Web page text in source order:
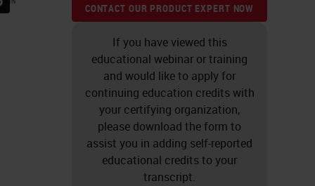
CONTACT OUR PRODUCT EXPERT NOW
If you have viewed this
educational webinar or training
and would like to apply for
continuing education credits with
your certifying organization,
please download the form to
assist you in adding self-reported
educational credits to your
transcript.